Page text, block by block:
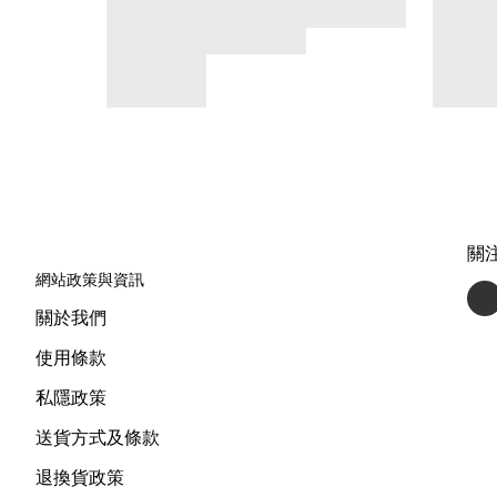
網站政策與資訊
關於我們
使用條款
私隱政策
送貨方式及條款
退換貨政策
關